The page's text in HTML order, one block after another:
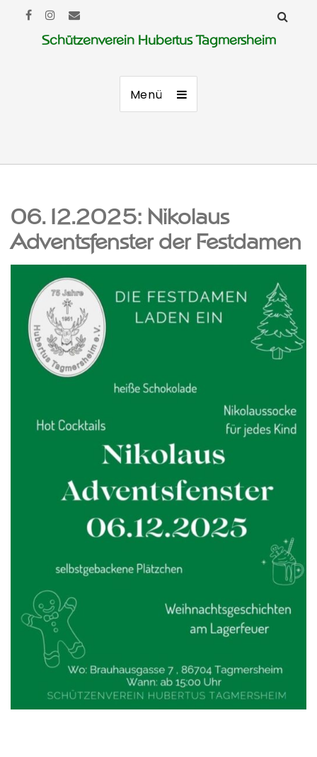
Schützenverein Hubertus Tagmersheim
Menü
06.12.2025: Nikolaus
Adventsfenster der Festdamen